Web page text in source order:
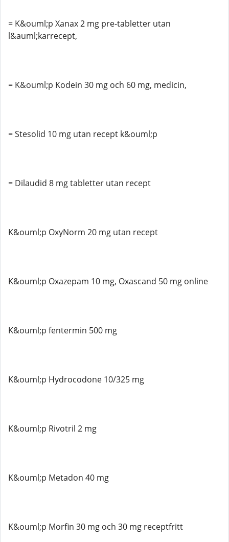
= K&ouml;p Xanax 2 mg pre-tabletter utan
l&auml;karrecept,
= K&ouml;p Kodein 30 mg och 60 mg, medicin,
= Stesolid 10 mg utan recept k&ouml;p
= Dilaudid 8 mg tabletter utan recept
K&ouml;p OxyNorm 20 mg utan recept
K&ouml;p Oxazepam 10 mg, Oxascand 50 mg online
K&ouml;p fentermin 500 mg
K&ouml;p Hydrocodone 10/325 mg
K&ouml;p Rivotril 2 mg
K&ouml;p Metadon 40 mg
K&ouml;p Morfin 30 mg och 30 mg receptfritt